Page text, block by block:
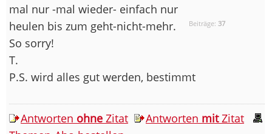
Beiträge:37
mal nur -mal wieder- einfach nur
heulen bis zum geht-nicht-mehr.
So sorry!
T.
P.S. wird alles gut werden, bestimmt
Antworten ohne Zitat Antworten mitZitat